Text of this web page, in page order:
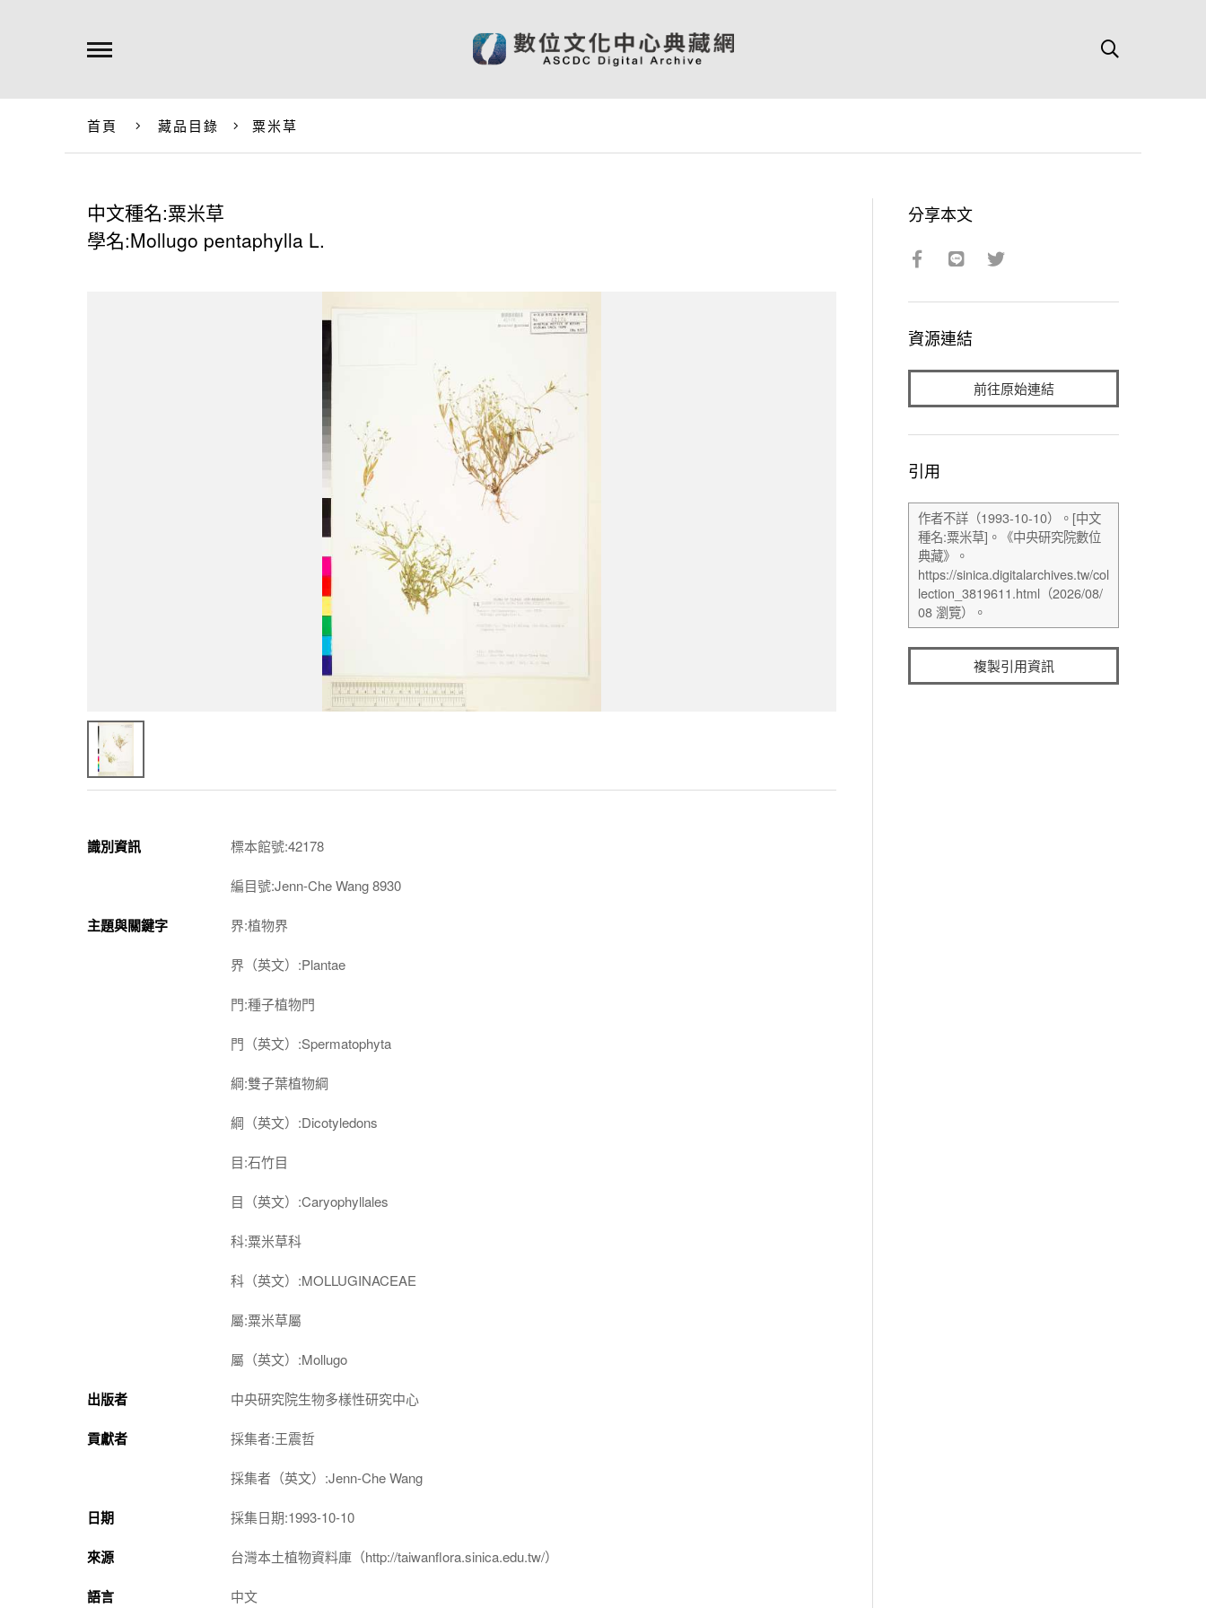
首頁 藏品目錄 粟米草
中文種名:粟米草
學名:Mollugo pentaphylla L.
識別資訊 標本館號:42178
編目號:Jenn-Che Wang 8930
主題與關鍵字 界:植物界
界（英文）:Plantae
門:種子植物門
門（英文）:Spermatophyta
綱:雙子葉植物綱
綱（英文）:Dicotyledons
目:石竹目
目（英文）:Caryophyllales
科:粟米草科
科（英文）:MOLLUGINACEAE
屬:粟米草屬
屬（英文）:Mollugo
出版者 中央研究院生物多樣性研究中心
貢獻者 採集者:王震哲
採集者（英文）:Jenn-Che Wang
日期 採集日期:1993-10-10
來源 台灣本土植物資料庫（http://taiwanflora.sinica.edu.tw/）
語言 中文
分享本文
資源連結
前往原始連結
引用
複製引用資訊